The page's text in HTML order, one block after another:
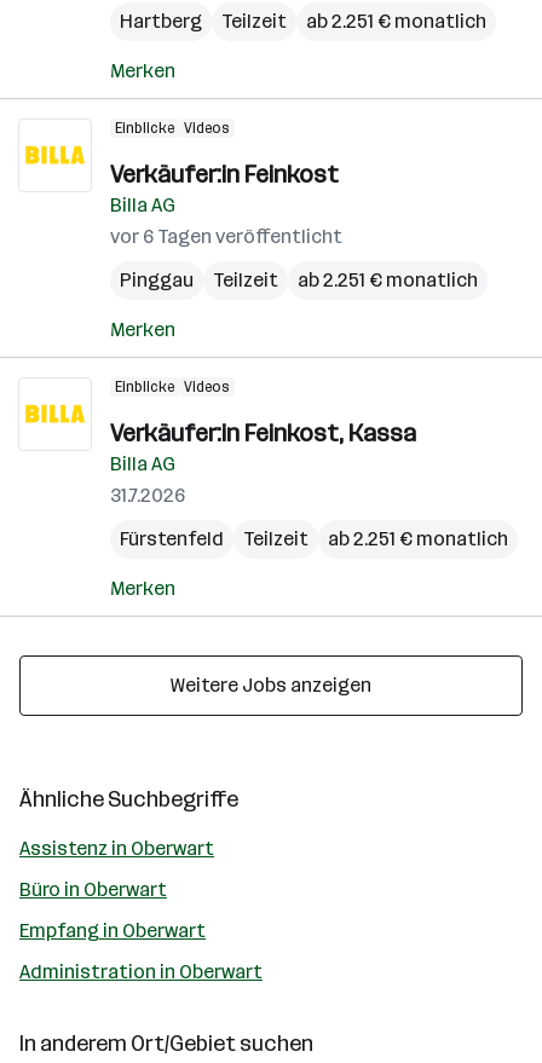
Hartberg
Teilzeit ab 2.251 € monatlich
Merken
Einblicke Videos
Verkäufer:in Feinkost
Billa AG
vor 6 Tagen veröffentlicht
Pinggau
Teilzeit ab 2.251 € monatlich
Merken
Einblicke Videos
Verkäufer:in Feinkost, Kassa
Billa AG
31.7.2026
Fürstenfeld
Teilzeit ab 2.251 € monatlich
Merken
Weitere Jobs anzeigen
Ähnliche Suchbegriffe
Assistenz in Oberwart
Büro in Oberwart
Empfang in Oberwart
Administration in Oberwart
In anderem Ort/Gebiet suchen